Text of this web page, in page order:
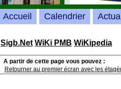
Sigb.Net WiKi PMB WiKipedia
A partir de cette page vous pouvez :
Retourner au premier écran avec les
Accueil Calendrier